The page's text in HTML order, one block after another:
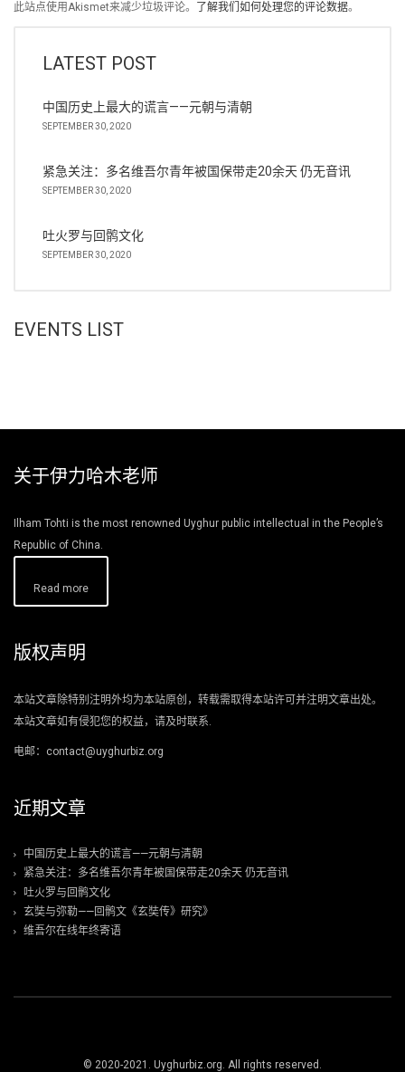
此站点使用Akismet来减少垃圾评论。 了解我们如何处理您的评论数据。
LATEST POST
中国历史上最大的谎言——元朝与清朝
SEPTEMBER 30, 2020
紧急关注：多名维吾尔青年被国保带走20余天 仍无音讯
SEPTEMBER 30, 2020
吐火罗与回鹘文化
SEPTEMBER 30, 2020
EVENTS LIST
关于伊力哈木老师
Ilham Tohti is the most renowned Uyghur public intellectual in the People’s
Republic of China.
Read more
版权声明
本站文章除特别注明外均为本站原创，转载需取得本站许可并注明文章出处。
本站文章如有侵犯您的权益，请及时联系.
电邮：contact@uyghurbiz.org
近期文章
中国历史上最大的谎言——元朝与清朝
紧急关注：多名维吾尔青年被国保带走20余天 仍无音讯
吐火罗与回鹘文化
玄奘与弥勒——回鹘文《玄奘传》研究》
维吾尔在线年终寄语
© 2020-2021. Uyghurbiz.org. All rights reserved.